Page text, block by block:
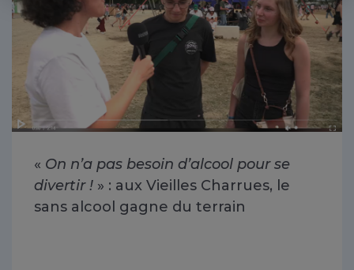
« On n’a pas besoin d’alcool pour se
divertir ! » : aux Vieilles Charrues, le
sans alcool gagne du terrain